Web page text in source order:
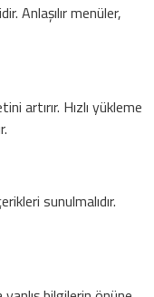
Anlaşılır menüler,
artırır. Hızlı yükleme
sunulmalıdır.